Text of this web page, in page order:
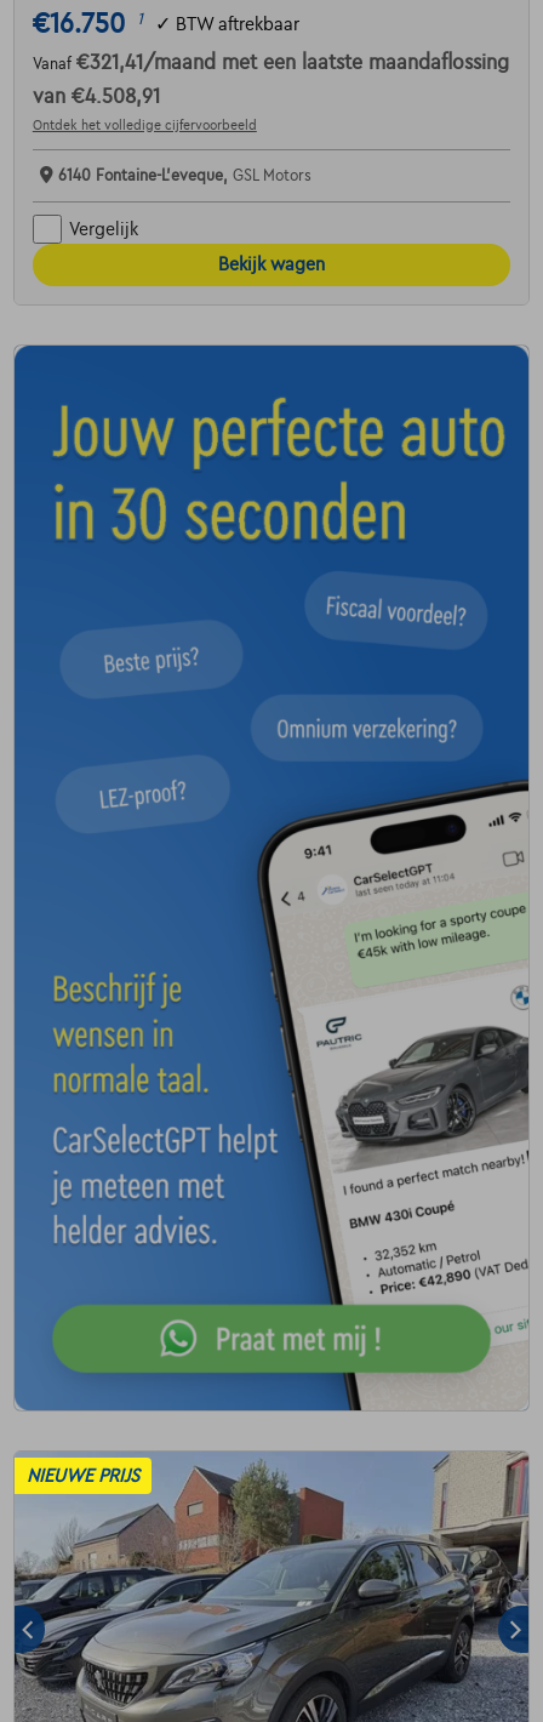
€16.750 1 ✓ BTW aftrekbaar
Vanaf €321,41 /maand met een laatste maandaflossing
van €4.508,91
Ontdek het volledige cijfervoorbeeld
6140 Fontaine-L'eveque, GSL Motors
Vergelijk
Bekijk wagen
NIEUWE PRIJS